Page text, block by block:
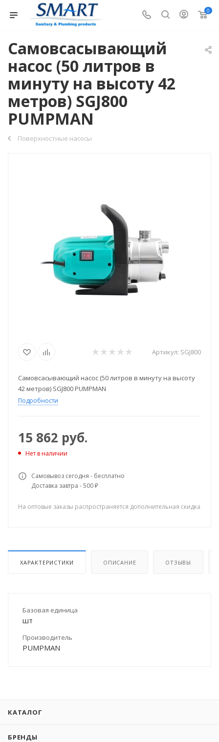
0
Самовсасывающий
насос (50 литров в
минуту на высоту 42
метров) SGJ800
PUMPMAN
Поверхностные насосы
Артикул: SGJ800
Самовсасывающий насос (50 литров в минуту на высоту
42 метров) SGJ800 PUMPMAN
Подробности
15 862 руб.
Нет в наличии
Самовывоз сегодня - бесплатно
Доставка завтра - 500 ₽
На оптовые заказы распространяется дополнительная скидка
ХАРАКТЕРИСТИКИ ОПИСАНИЕ ОТЗЫВЫ
Базовая единица
шт
Производитель
PUMPMAN
КАТАЛОГ
БРЕНДЫ